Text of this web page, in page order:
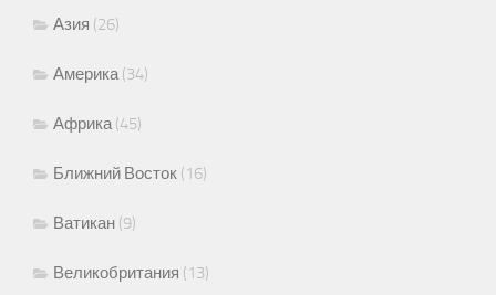
Азия (26)
Америка(34)
Африка(45)
Ближний Восток (16)
Ватикан (9)
Великобритания (13)